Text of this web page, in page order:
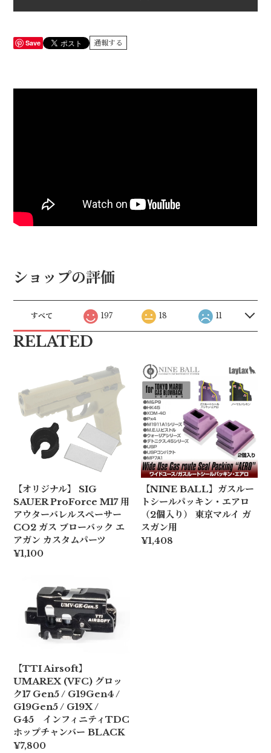
Save 通報する
ショップの評価
すべて 197 18 11
RELATED
【オリジナル】 SIG
SAUER ProForce M17 用
アウターバレルスペーサー
CO2 ガス ブローバック エ
アガン カスタムパーツ
¥1,100
【NINE BALL】ガスルー
トシールパッキン・エアロ
（2個入り） 東京マルイ ガ
スガン用
¥1,408
【TTI Airsoft】
UMAREX (VFC) グロッ
ク17 Gen5 / G19Gen4 /
G19Gen5 / G19X /
G45 インフィニティTDC
ホップチャンバー BLACK
¥7,800